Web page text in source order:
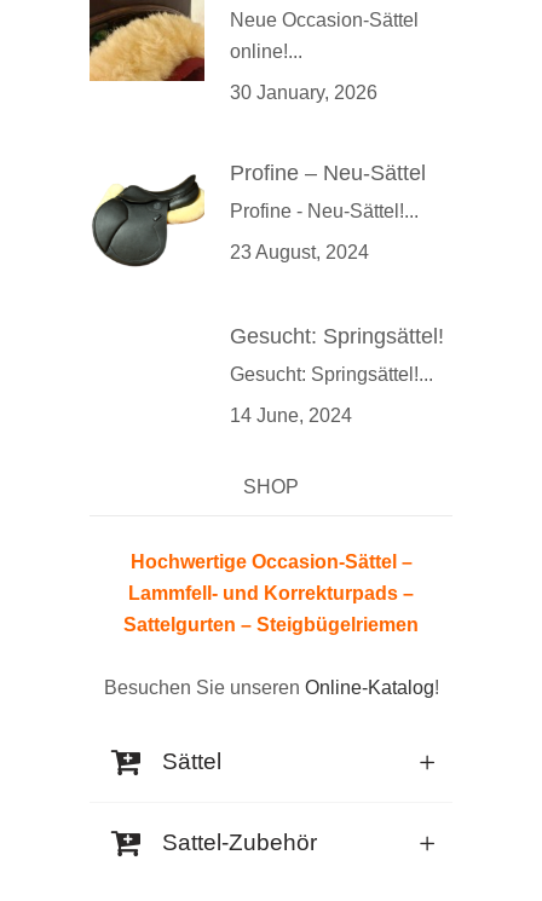
Neue Occasion-Sättel
online!...
30 January, 2026
Profine – Neu-Sättel
Profine - Neu-Sättel!...
23 August, 2024
Gesucht: Springsättel!
Gesucht: Springsättel!...
14 June, 2024
SHOP
Hochwertige Occasion-Sättel –
Lammfell- und Korrekturpads –
Sattelgurten – Steigbügelriemen
Besuchen Sie unseren Online-Katalog!
Sättel
Sattel-Zubehör